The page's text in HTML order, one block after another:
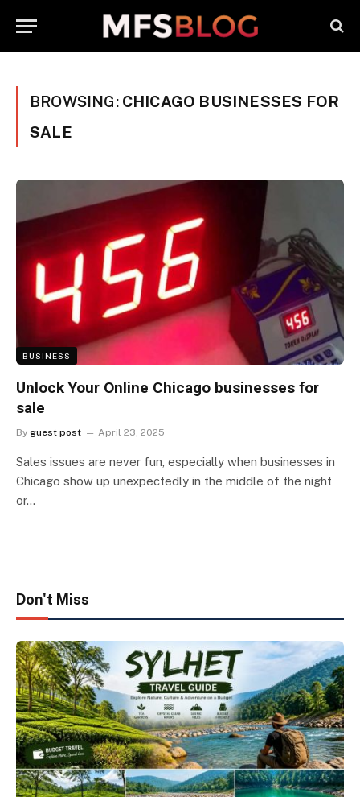
BROWSING: CHICAGO BUSINESSES FOR
SALE
BUSINESS
Unlock Your Online Chicago businesses for
sale
By guest post April 23, 2025
Sales issues are never fun, especially when businesses in
Chicago show up unexpectedly in the middle of the night
or…
Don't Miss